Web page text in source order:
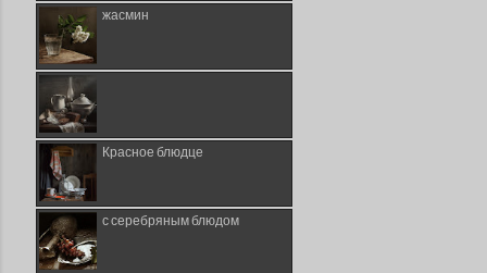
жасмин
Красное блюдце
с серебряным блюдом